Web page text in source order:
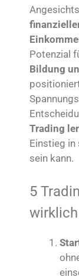
Potenzial
Bildung
Trading
Einstieg in
sein kann.
5